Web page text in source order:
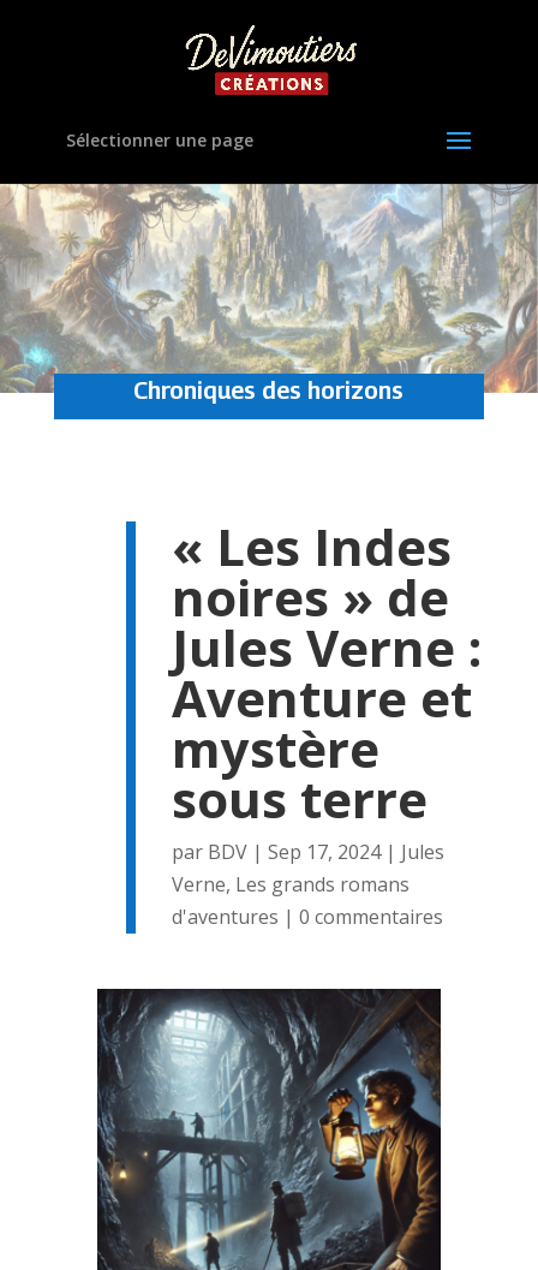
Sélectionner une page
Chroniques des horizons
« Les Indes
noires » de
Jules Verne :
Aventure et
mystère
sous terre
par BDV| Sep 17, 2024| Jules
Verne, Les grands romans
d'aventures | 0 commentaires